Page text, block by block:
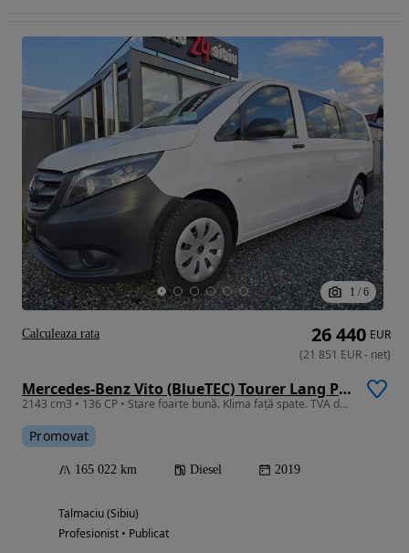
1 / 6
Mercedes-Benz Vito (BlueTEC) Tourer Lang PRO
2143 cm3 • 136 CP • Stare foarte bună. Klima față spate. TVA deductibil
Promovat
165 022 km Diesel 2019
Talmaciu (Sibiu)
Profesionist • Publicat
26 440 EUR
(21 851 EUR- net)
Calculeaza rata